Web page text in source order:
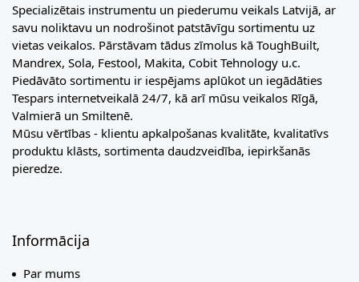
Specializētais instrumentu un piederumu veikals Latvijā, ar
savu noliktavu un nodrošinot patstāvīgu sortimentu uz
vietas veikalos. Pārstāvam tādus zīmolus kā ToughBuilt,
Mandrex, Sola, Festool, Makita, Cobit Tehnology u.c.
Piedāvāto sortimentu ir iespējams aplūkot un iegādāties
Tespars internetveikalā 24/7, kā arī mūsu veikalos Rīgā,
Valmierā un Smiltenē.
Mūsu vērtības - klientu apkalpošanas kvalitāte, kvalitatīvs
produktu klāsts, sortimenta daudzveidība, iepirkšanās
pieredze.
Informācija
Par mums